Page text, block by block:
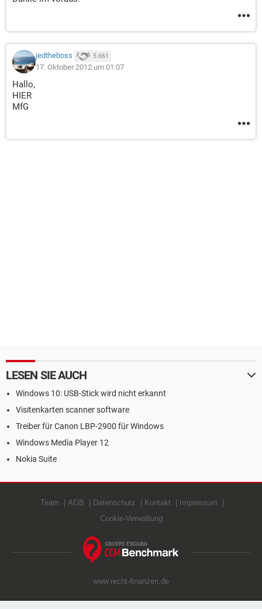
jedtheboss 5.661
17. Oktober 2012 um 01:07
Hallo,
HIER
MfG
LESEN SIE AUCH
Windows 10: USB-Stick wird nicht erkannt
Visitenkarten scanner software
Treiber für Canon LBP-2900 für Windows
Windows Media Player 12
Nokia Suite
Team AGB Datenschutz Kontakt
Impressum
Cookie-Verwaltung
www.recht-finanzen.de